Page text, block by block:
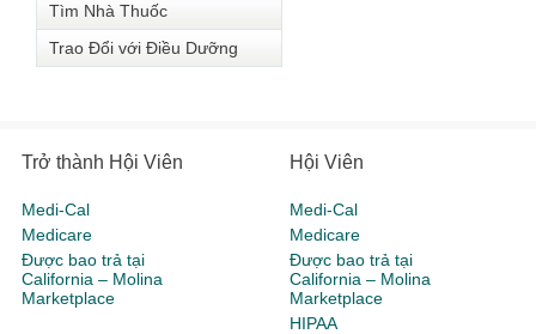
Tìm Nhà Thuốc
Trao Đổi với Điều Dưỡng
Trở thành Hội Viên
Medi-Cal
Medicare
Được bao trả tại
California – Molina
Marketplace
Hội Viên
Medi-Cal
Medicare
Được bao trả tại
California – Molina
Marketplace
HIPAA